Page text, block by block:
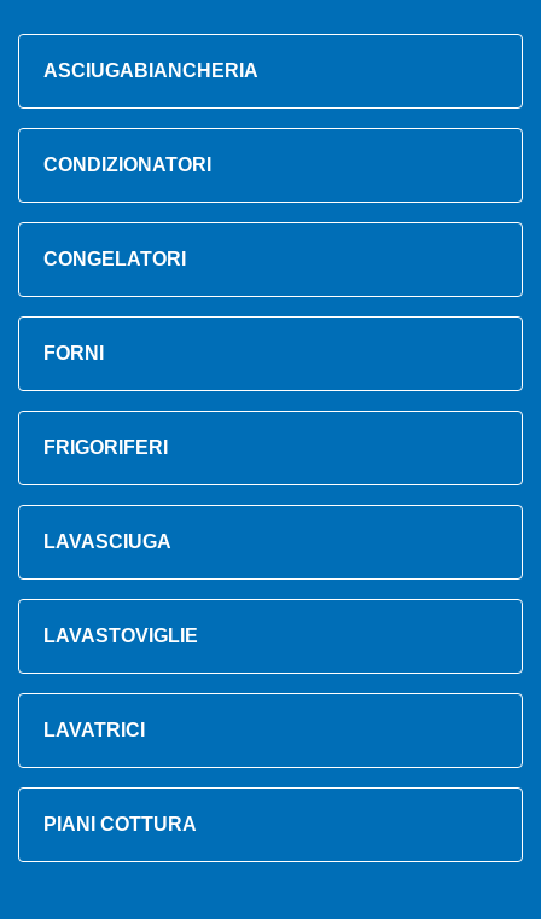
ASCIUGABIANCHERIA
CONDIZIONATORI
CONGELATORI
FORNI
FRIGORIFERI
LAVASCIUGA
LAVASTOVIGLIE
LAVATRICI
PIANI COTTURA